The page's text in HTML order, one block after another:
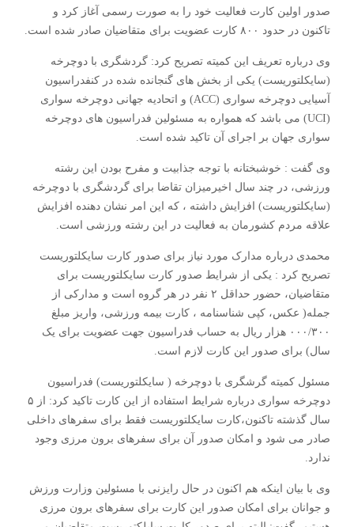
صدور اولین کارت فعالیت خود را به صورت رسمی آغاز کرد و
تاکنون در حدود ۸۰۰ کارت عضویت برای متقاضیان صادر شده است.
وی درباره تعریف این کمیته تصریح کرد: گردشگری با دوچرخه
(سایکلتوریست) یکی از بخش های گنجانده شده در کنفدراسیون
آسیایی دوچرخه سواری (ACC) و اتحادیه جهانی دوچرخه سواری
(UCI) می باشد که همواره به مسئولین فدراسیون های دوچرخه
سواری جهان بر اجرای آن تاکید شده است.
وی گفت : خوشبختانه با توجه جذابیت و مفرح بودن این رشته
ورزشی، در چند سال اخیرمیزان تقاضا برای گردشگری با دوچرخه
(سایکلتوریست) افزایش داشته ، که این امر نشان دهنده افزایش
علاقه مردم کشورمان به فعالیت در این رشته ورزشی است.
محمدی درباره مدارک مورد نیاز برای صدور کارت سایکلتوریست
تصریح کرد : یکی از شرایط صدور کارت سایکلتوریست برای
متقاضیان، حضور حداقل ۲ نفر در هر گروه است و مدارکی از
جمله( عکس، کپی شناسنامه ، کارت بیمه ورزشی، واریز مبلغ
۰۰۰/۳۰۰ هزار ریال به حساب فدراسیون جهت عضویت برای یک
سال) برای صدور این کارت لازم است.
مسئول کمیته گرشگری با دوچرخه ( سایکلتوریست) فدراسیون
دوچرخه سواری درباره شرایط استفاده از این کارت تاکید کرد: از ۵
سال گذشته تاکنون،کارت سایکلتوریست فقط برای سفرهای داخلی
صادر می شود و امکان صدور آن برای سفرهای برون مرزی وجود
ندارد.
وی با بیان اینکه هم اکنون در حال رایزنی با مسئولین وزارت ورزش
و جوانان برای امکان صدور این کارت برای سفرهای برون مرزی